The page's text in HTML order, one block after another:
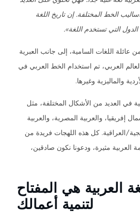
الخط المختلفة. إن تاريخ اللغة
التي تستخدم اللغة».
عائلة اللغات السامية، إلى جانب العبرية
العربي، تم استخدام الخط العربي في
والماليزية وغيرها.
في العديد من الأشكال المختلفة، مثل
إفريقيا، والعربية المصرية، والعربية
العراقية. كل هذه اللهجات فريدة من
العربية مثيرة، ودعونا نكون صادقين،
العربية هي المفتاح
لتنمية أعمالك